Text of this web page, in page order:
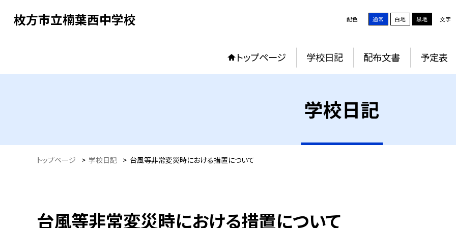
枚方市立楠葉西中学校 配色 通常 白地 黒地 文字
トップページ 学校日記 配布文書 予定表
学校日記
トップページ > 学校日記 > 台風等非常変災時における措置について
台風等非常変災時における措置について